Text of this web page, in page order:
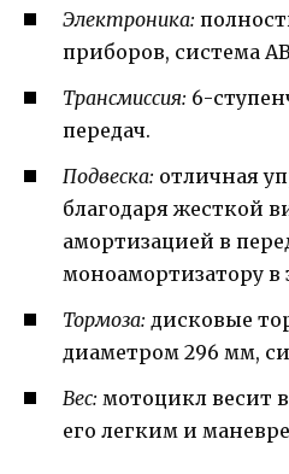
Электроника:
приборов, система
Трансмиссия: 6-
передач.
Подвеска: отличная
благодаря жесткой
амортизацией в
моноамортизатору в
Тормоза: дисковые
диаметром 296 мм,
Вес: мотоцикл весит
его легким и